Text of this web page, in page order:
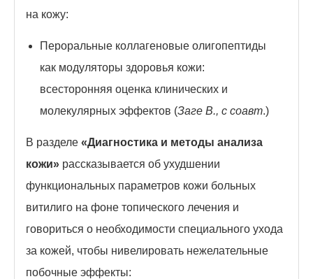
на кожу:
Пероральные коллагеновые олигопептиды
как модуляторы здоровья кожи:
всесторонняя оценка клинических и
молекулярных эффектов (Заге В., с соавт.)
В разделе«Диагностика и методы анализа
кожи» рассказывается об ухудшении
функциональных параметров кожи больных
витилиго на фоне топического лечения и
говориться о необходимости специального ухода
за кожей, чтобы нивелировать нежелательные
побочные эффекты: